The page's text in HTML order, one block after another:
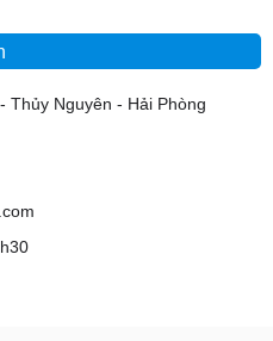
Thủy Nguyên - Hải Phòng